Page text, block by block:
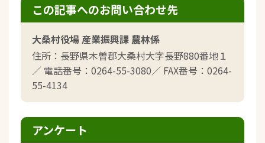
この記事へのお問い合わせ先
大桑村役場 産業振興課 農林係
住所：長野県木曽郡大桑村大字長野880番地１
／ 電話番号：0264-55-3080／ FAX番号：0264-
55-4134
アンケート